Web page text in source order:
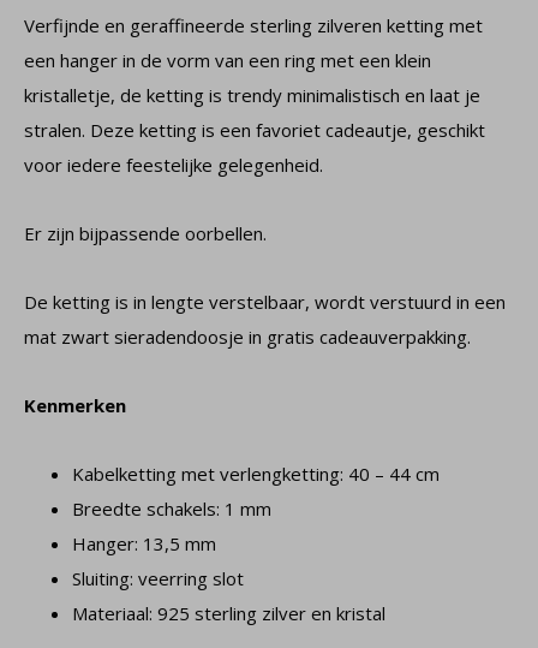
Verfijnde en geraffineerde sterling zilveren ketting met
een hanger in de vorm van een ring met een klein
kristalletje, de ketting is trendy minimalistisch en laat je
stralen. Deze ketting is een favoriet cadeautje, geschikt
voor iedere feestelijke gelegenheid.
Er zijn bijpassende oorbellen.
De ketting is in lengte verstelbaar, wordt verstuurd in een
mat zwart sieradendoosje in gratis cadeauverpakking.
Kenmerken
Kabelketting met verlengketting: 40 – 44 cm
Breedte schakels: 1 mm
Hanger: 13,5 mm
Sluiting: veerring slot
Materiaal: 925 sterling zilver en kristal